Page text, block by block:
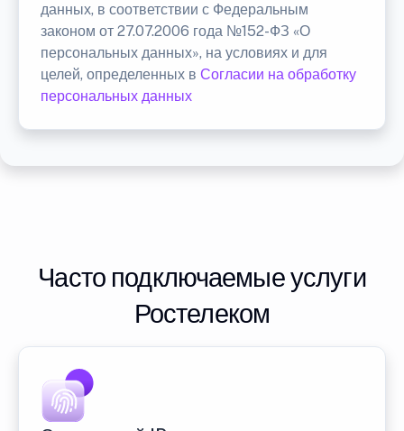
данных, в соответствии с Федеральным
законом от 27.07.2006 года №152-ФЗ «О
персональных данных», на условиях и для
целей, определенных в Согласии на обработку
персональных данных
Часто подключаемые услуги
Ростелеком